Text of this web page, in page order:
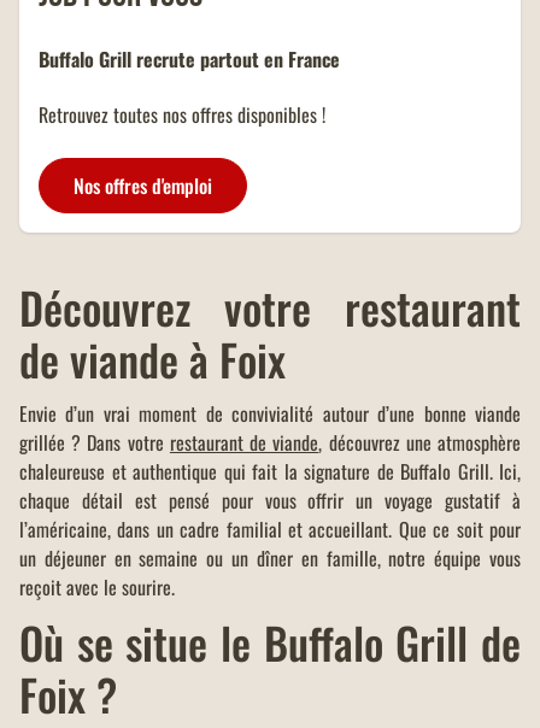
Buffalo Grill recrute partout en France
Retrouvez toutes nos offres disponibles !
Nos offres d'emploi
Découvrez votre restaurant
de viande à Foix
Envie d’un vrai moment de convivialité autour d’une bonne viande
grillée ? Dans votre restaurant de viande, découvrez une atmosphère
chaleureuse et authentique qui fait la signature de Buffalo Grill. Ici,
chaque détail est pensé pour vous offrir un voyage gustatif à
l’américaine, dans un cadre familial et accueillant. Que ce soit pour
un déjeuner en semaine ou un dîner en famille, notre équipe vous
reçoit avec le sourire.
Où se situe le Buffalo Grill de
Foix ?